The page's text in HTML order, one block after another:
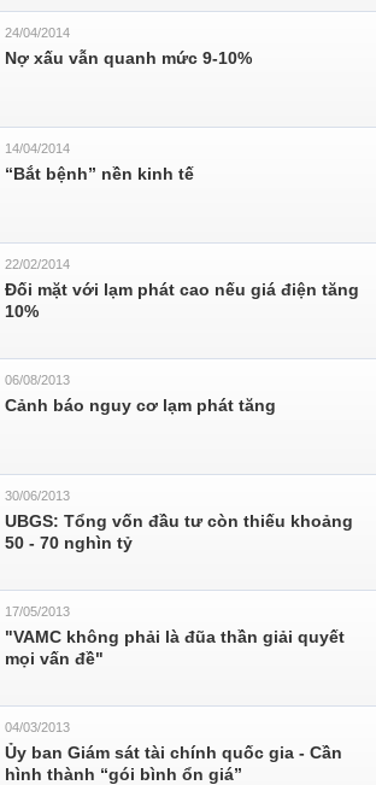
24/04/2014
Nợ xấu vẫn quanh mức 9-10%
14/04/2014
“Bắt bệnh” nền kinh tế
22/02/2014
Đối mặt với lạm phát cao nếu giá điện tăng
10%
06/08/2013
Cảnh báo nguy cơ lạm phát tăng
30/06/2013
UBGS: Tổng vốn đầu tư còn thiếu khoảng
50 - 70 nghìn tỷ
17/05/2013
"VAMC không phải là đũa thần giải quyết
mọi vấn đề"
04/03/2013
Ủy ban Giám sát tài chính quốc gia - Cần
hình thành “gói bình ổn giá”